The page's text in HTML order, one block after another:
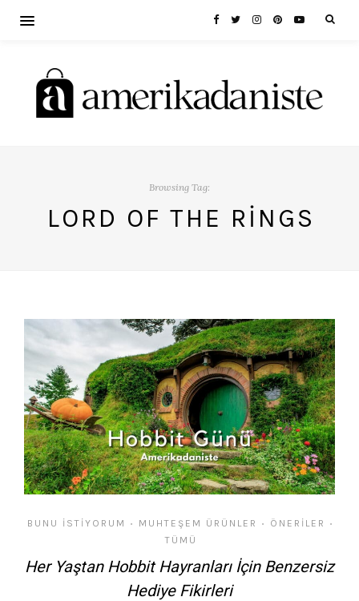
Browsing Tag:
LORD OF THE RINGS
BUNU İSTIYORUM • MUHTEŞEM ÜRÜNLER • ÖNERILER •
TÜMÜ
Her Yaştan Hobbit Hayranları İçin Benzersiz
Hediye Fikirleri